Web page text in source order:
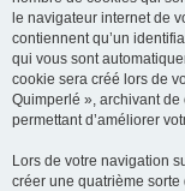
le navigateur internet de
contiennent qu’un
qui vous sont
cookie sera créé lors de
Quimperlé », archivant
permettant d’améliorer
Lors de votre navigation
créer une quatrième